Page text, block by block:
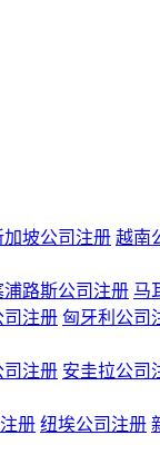
加坡公司注册 越南
浦路斯公司注册 马
司注册 匈牙利公司
司注册 安圭拉公司
册 纽埃公司注册